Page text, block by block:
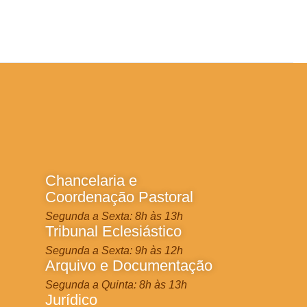
Chancelaria e
Coordenação Pastoral
Segunda a Sexta: 8h às 13h
Tribunal Eclesiástico
Segunda a Sexta: 9h às 12h
Arquivo e Documentação
Segunda a Quinta: 8h às 13h
Jurídico